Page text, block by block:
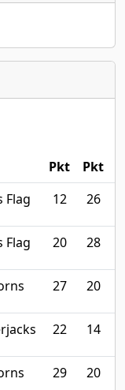
Pkt Pkt
Flag 12 26
Flag 20 28
27 20
22 14
29 20